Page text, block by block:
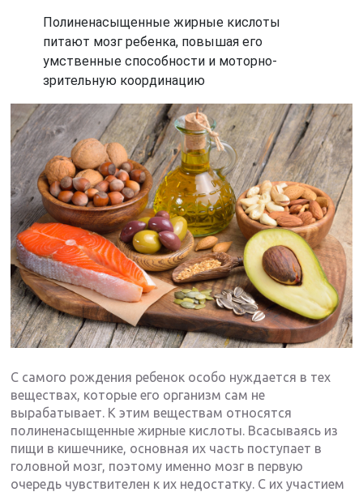
Полиненасыщенные жирные кислоты
питают мозг ребенка, повышая его
умственные способности и моторно-
зрительную координацию
С самого рождения ребенок особо нуждается в тех
веществах, которые его организм сам не
вырабатывает. К этим веществам относятся
полиненасыщенные жирные кислоты. Всасываясь из
пищи в кишечнике, основная их часть поступает в
головной мозг, поэтому именно мозг в первую
очередь чувствителен к их недостатку. С их участием